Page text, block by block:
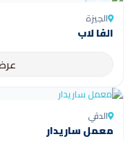
الجيزة
الفا لاب
الدقي
معمل ساريدار